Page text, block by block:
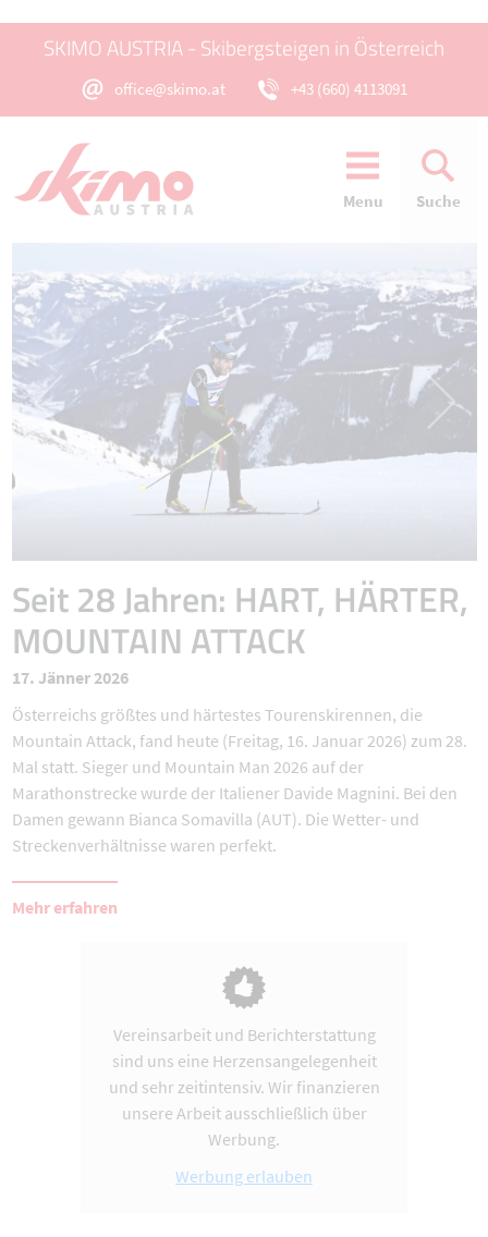
SKIMO AUSTRIA - Skibergsteigen in Österreich
office@skimo.at +43 (660) 4113091
Menu Suche
Seit 28 Jahren: HART, HÄRTER,
MOUNTAIN ATTACK
17. Jänner 2026
Österreichs größtes und härtestes Tourenskirennen, die
Mountain Attack, fand heute (Freitag, 16. Januar 2026) zum 28.
Mal statt. Sieger und Mountain Man 2026 auf der
Marathonstrecke wurde der Italiener Davide Magnini. Bei den
Damen gewann Bianca Somavilla (AUT). Die Wetter- und
Streckenverhältnisse waren perfekt.
Mehr erfahren
Vereinsarbeit und Berichterstattung
sind uns eine Herzensangelegenheit
und sehr zeitintensiv. Wir finanzieren
unsere Arbeit ausschließlich über
Werbung.
Werbung erlauben